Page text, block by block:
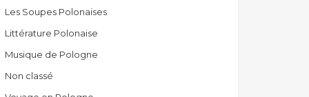
Les Soupes Polonaises
Littérature Polonaise
Musique de Pologne
Non classé